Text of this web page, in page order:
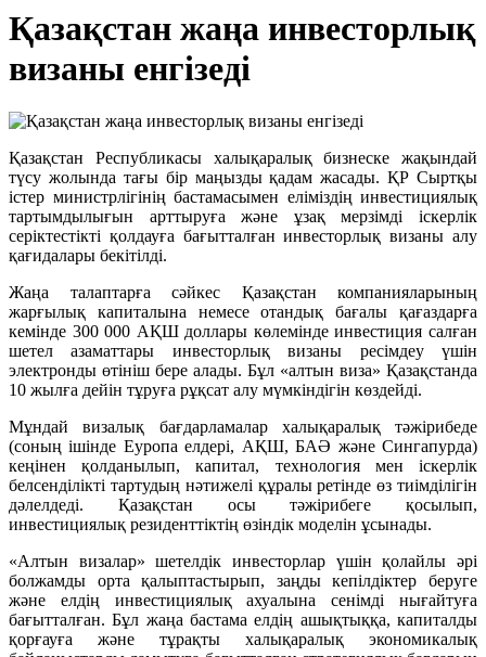
Қазақстан жаңа инвесторлық
визаны енгізеді
Қазақстан Республикасы халықаралық бизнеске жақындай
түсу жолында тағы бір маңызды қадам жасады. ҚР Сыртқы
істер министрлігінің бастамасымен еліміздің инвестициялық
тартымдылығын арттыруға және ұзақ мерзімді іскерлік
серіктестікті қолдауға бағытталған инвесторлық визаны алу
қағидалары бекітілді.
Жаңа талаптарға сәйкес Қазақстан компанияларының
жарғылық капиталына немесе отандық бағалы қағаздарға
кемінде 300 000 АҚШ доллары көлемінде инвестиция салған
шетел азаматтары инвесторлық визаны ресімдеу үшін
электронды өтініш бере алады. Бұл «алтын виза» Қазақстанда
10 жылға дейін тұруға рұқсат алу мүмкіндігін көздейді.
Мұндай визалық бағдарламалар халықаралық тәжірибеде
(соның ішінде Еуропа елдері, АҚШ, БАӘ және Сингапурда)
кеңінен қолданылып, капитал, технология мен іскерлік
белсенділікті тартудың нәтижелі құралы ретінде өз тиімділігін
дәлелдеді. Қазақстан осы тәжірибеге қосылып,
инвестициялық резиденттіктің өзіндік моделін ұсынады.
«Алтын визалар» шетелдік инвесторлар үшін қолайлы әрі
болжамды орта қалыптастырып, заңды кепілдіктер беруге
және елдің инвестициялық ахуалына сенімді нығайтуға
бағытталған. Бұл жаңа бастама елдің ашықтыққа, капиталды
қорғауға және тұрақты халықаралық экономикалық